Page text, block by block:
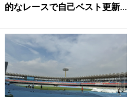
的なレースで自己ベスト更新...